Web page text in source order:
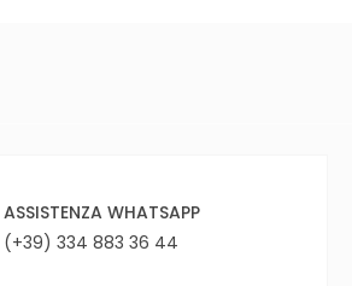
ASSISTENZA WHATSAPP
(+39) 334 883 36 44